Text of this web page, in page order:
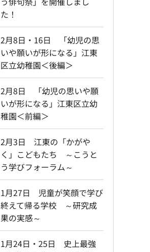
た！
2月8日・16日 「幼児の思
いや願いが形になる」江東
区立幼稚園＜後編＞
2月8日 「幼児の思いや願
いが形になる」江東区立幼
稚園＜前編＞
2月3日 江東の「かがや
く」こどもたち ～こうと
う学びフォーラム～
1月27日 児童が笑顔で学び
終えて帰る学校 ～研究成
果の実感～
1月24日・25日 史上最強